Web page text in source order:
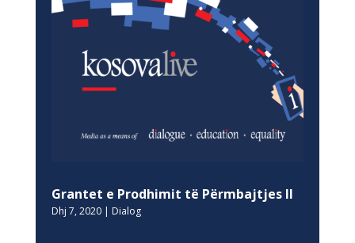
Grantet e Prodhimit të Përmbajtjes II
Dhj 7, 2020| Dialog